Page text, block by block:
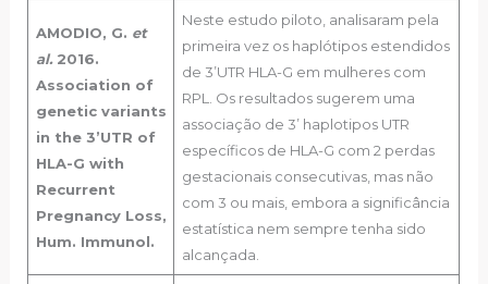
AMODIO, G. et
al. 2016.
Association of
genetic variants
in the 3’UTR of
HLA-G with
Recurrent
Pregnancy Loss,
Hum. Immunol.
Neste estudo piloto, analisaram pela
primeira vez os haplótipos estendidos
de 3’UTR HLA-G em mulheres com
RPL. Os resultados sugerem uma
associação de 3’ haplotipos UTR
específicos de HLA-G com 2 perdas
gestacionais consecutivas, mas não
com 3 ou mais, embora a significância
estatística nem sempre tenha sido
alcançada.